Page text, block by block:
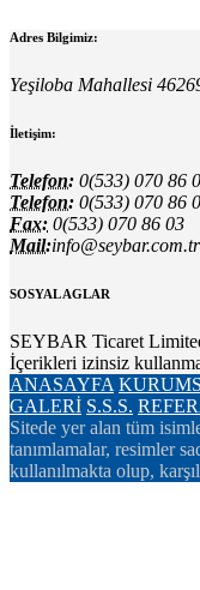
Adres Bilgimiz:
Yeşiloba Mahallesi
İletişim:
Telefon: 0(533) 070 86
Telefon: 0(533) 070 86
Fax: 0(533) 070 86 03
Mail:info@seybar.com.tr
SOSYAL AGLAR
SEYBAR Ticaret
İçerikleri izinsiz
ANASAYFA
GALERİ S.S.S.
Sitede yer alan tüm
tanımlamalar, resimler
kullanılmakta olup,